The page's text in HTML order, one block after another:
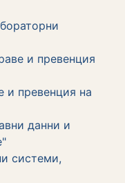
и превенция
и превенция на
данни и
системи,